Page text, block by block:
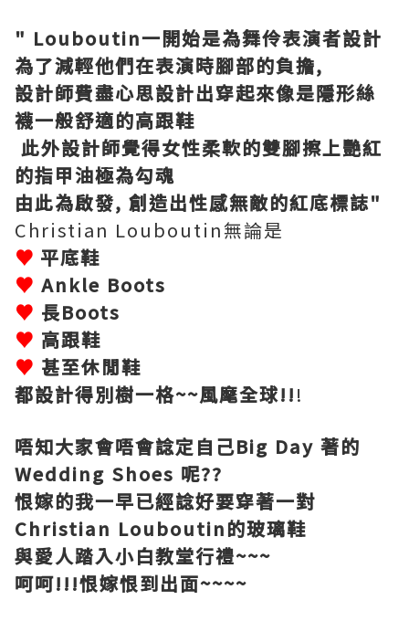
" Louboutin一開始是為舞伶表演者設計
為了減輕他們在表演時腳部的負擔,
設計師費盡心思設計出穿起來像是隱形絲
襪一般舒適的高跟鞋
此外設計師覺得女性柔軟的雙腳擦上艷紅
的指甲油極為勾魂
由此為啟發, 創造出性感無敵的紅底標誌"
Christian Louboutin無論是
♥ 平底鞋
♥ Ankle Boots
♥ 長Boots
♥ 高跟鞋
♥ 甚至休閒鞋
都設計得別樹一格~~風麾全球!!!
唔知大家會唔會諗定自己Big Day 著的
Wedding Shoes 呢??
恨嫁的我一早已經諗好要穿著一對
Christian Louboutin的玻璃鞋
與愛人踏入小白教堂行禮~~~
呵呵!!!恨嫁恨到出面~~~~